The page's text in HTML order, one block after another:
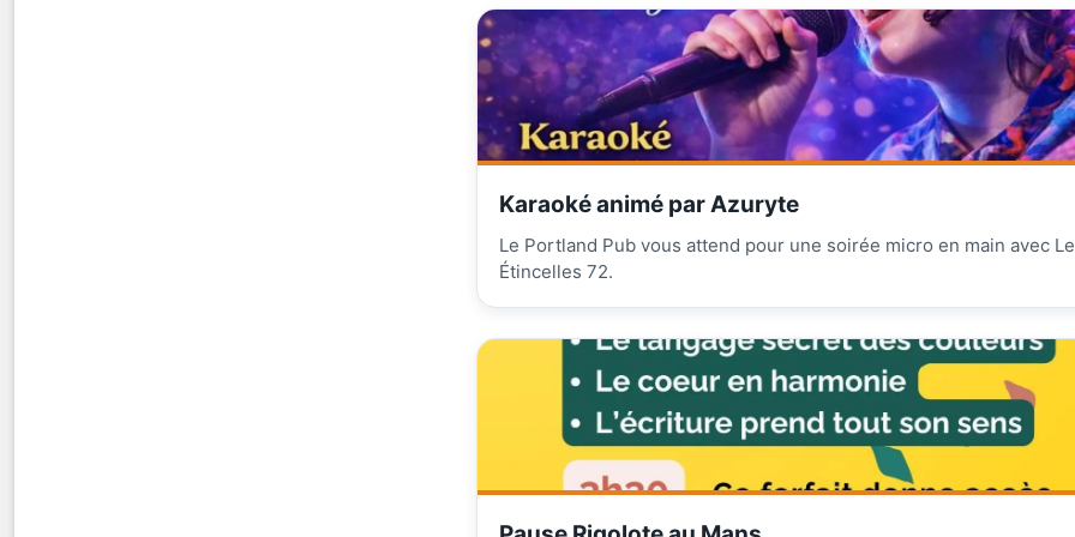
Karaoké animé par Azuryte
Le Portland Pub vous attend pour une soirée micro en main avec
Étincelles 72.